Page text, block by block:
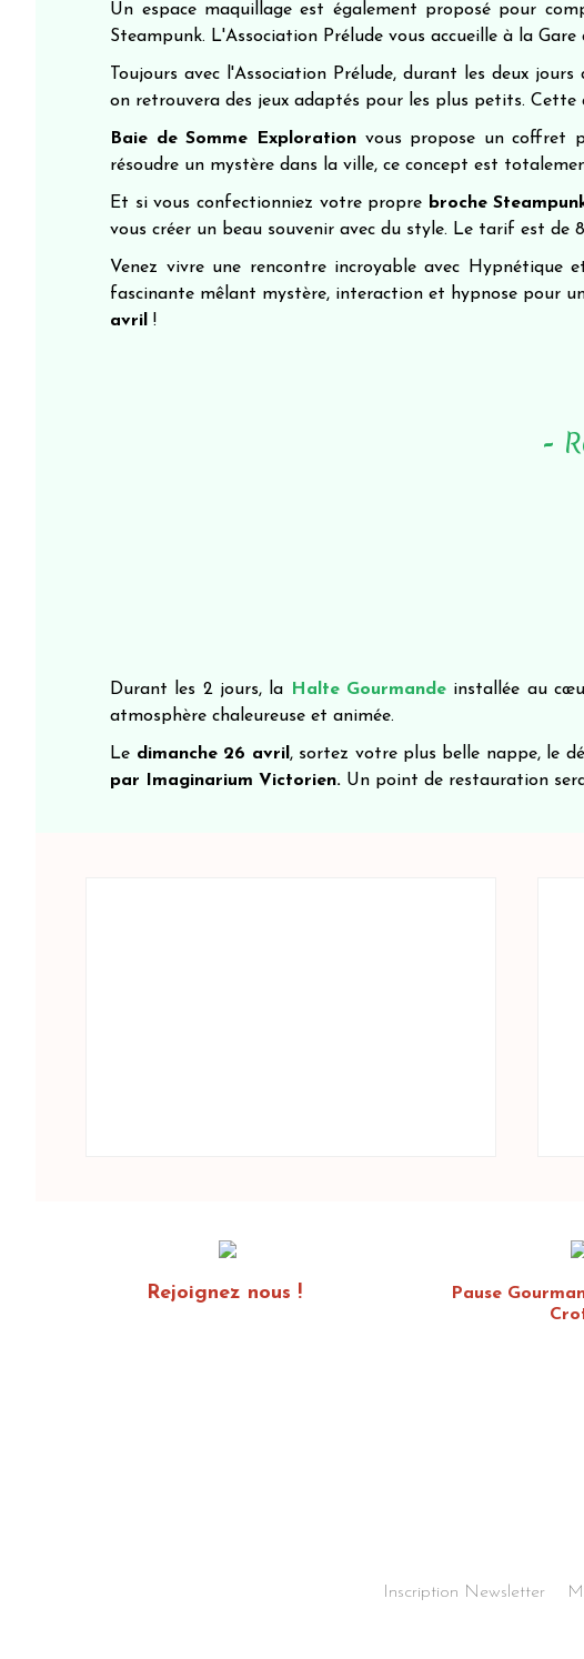
Un espace maquillage est également proposé pour
Steampunk. L'Association Prélude vous accueille à la
Toujours avec l'Association Prélude, durant les deux jours
on retrouvera des jeux adaptés pour les plus petits.
Baie de Somme Explorationvous propose un coffret
résoudre un mystère dans la ville, ce concept est
Et si vous confectionniez votre propre broche
vous créer un beau souvenir avec du style. Le tarif est
Venez vivre une rencontre incroyable avec Hypnétique
fascinante mêlant mystère, interaction et hypnose pour
avril !
-
Durant les 2 jours, la Halte Gourmandeinstallée au
atmosphère chaleureuse et animée.
Le dimanche 26 avril , sortez votre plus belle nappe, le
par Imaginarium Victorien. Un point de restauration
Rejoignez nous !
Pause
Inscription Newsletter